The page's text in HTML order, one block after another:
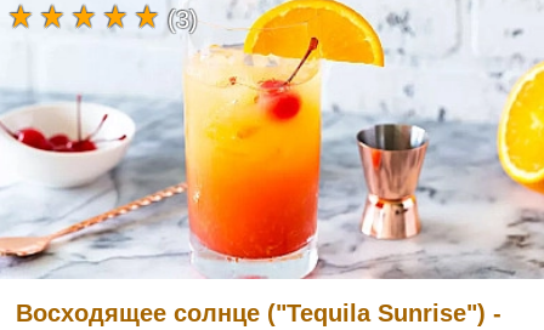
Восходящее солнце ("Tequila Sunrise") -
(3)